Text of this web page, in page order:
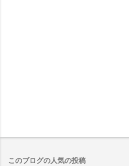
このブログの人気の投稿